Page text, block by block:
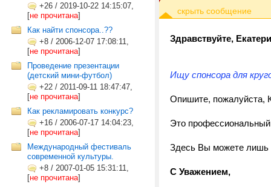
+26 / 2019-10-22 14:15:07,
[не прочитана]
Как найти спонсора..??
+8 / 2006-12-07 17:08:11,
[не прочитана]
Проведение презентации
(детский мини-футбол)
+22 / 2011-09-11 18:47:47,
[не прочитана]
Как рекламировать конкурс?
+16 / 2006-07-17 14:04:23,
[не прочитана]
Международный фестиваль
современной культуры.
+8 / 2007-01-05 15:31:11,
[не прочитана]
Здравствуйте,
Ищу спонсора для
Опишите, пожалуйста,
Это
Здесь Вы можете лишь
С Уважением,